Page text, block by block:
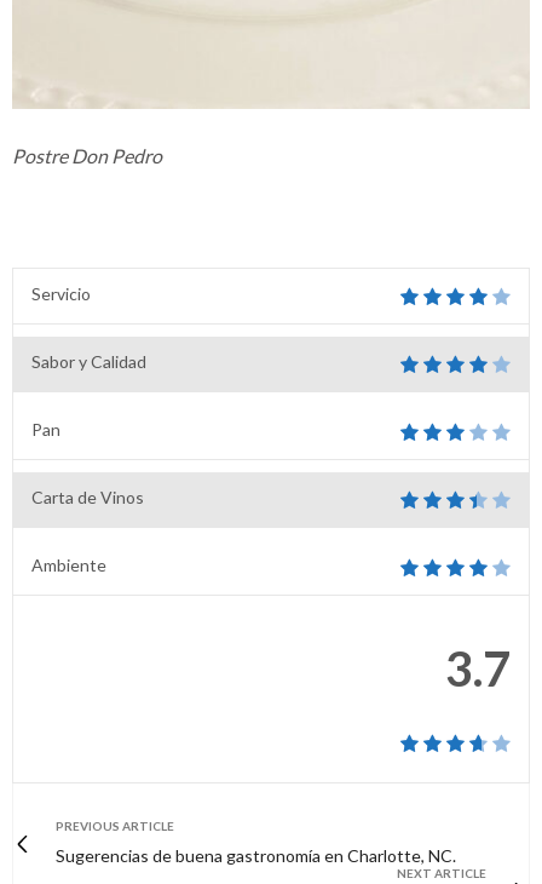
Postre Don Pedro
Servicio
Sabor y Calidad
Pan
Carta de Vinos
Ambiente
3.7
PREVIOUS ARTICLE
Sugerencias de buena gastronomía en Charlotte, NC.
NEXT ARTICLE